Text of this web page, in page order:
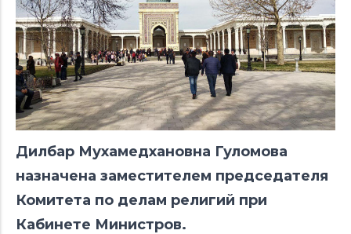
Дилбар Мухамедхановна Гуломова
назначена заместителем председателя
Комитета по делам религий при
Кабинете Министров.